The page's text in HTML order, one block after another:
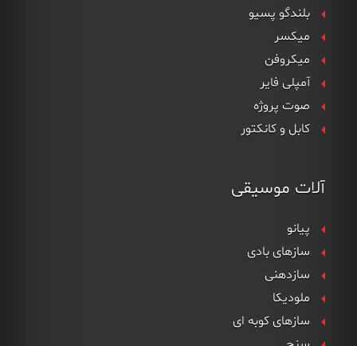
بلندگو پسیو
میکسر
میکروفن
آمپلی فایر
صوت پروژه
کابل و کانکتور
آلات موسیقی
پیانو
سازهای بادی
سازدهنی
ملودیکا
سازهای کوبه ای